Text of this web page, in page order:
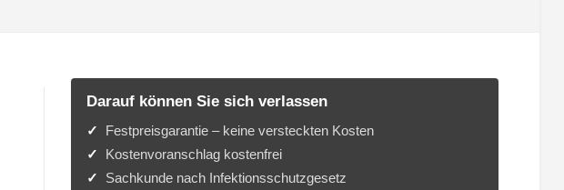
Darauf können Sie sich verlassen
Festpreisgarantie – keine versteckten Kosten
Kostenvoranschlag kostenfrei
Sachkunde nach Infektionsschutzgesetz